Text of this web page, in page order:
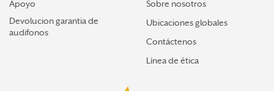
Apoyo
Devolucion garantia de
audifonos
Sobre nosotros
Ubicaciones globales
Contáctenos
Línea de ética